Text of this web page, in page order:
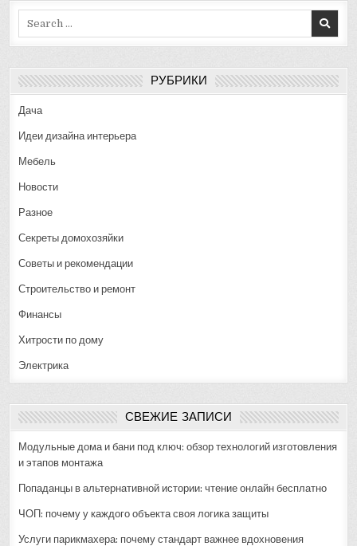
РУБРИКИ
Дача
Идеи дизайна интерьера
Мебель
Новости
Разное
Секреты домохозяйки
Советы и рекомендации
Строительство и ремонт
Финансы
Хитрости по дому
Электрика
СВЕЖИЕ ЗАПИСИ
Модульные дома и бани под ключ: обзор технологий изготовления
и этапов монтажа
Попаданцы в альтернативной истории: чтение онлайн бесплатно
ЧОП: почему у каждого объекта своя логика защиты
Услуги парикмахера: почему стандарт важнее вдохновения